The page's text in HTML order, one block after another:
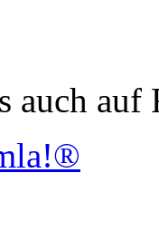
auch auf